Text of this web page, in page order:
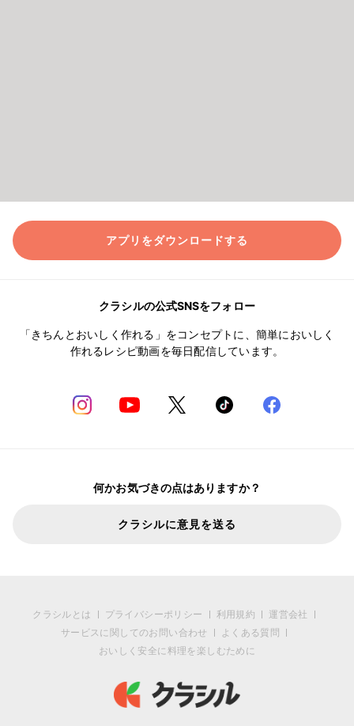
アプリをダウンロードする
クラシルの公式SNSをフォロー
「きちんとおいしく作れる」をコンセプトに、簡単においしく
作れるレシピ動画を毎日配信しています。
何かお気づきの点はありますか？
クラシルに意見を送る
クラシルとは プライバシーポリシー 利用規約
運営会社
サービスに関してのお問い合わせ
よくある質問
おいしく安全に料理を楽しむために